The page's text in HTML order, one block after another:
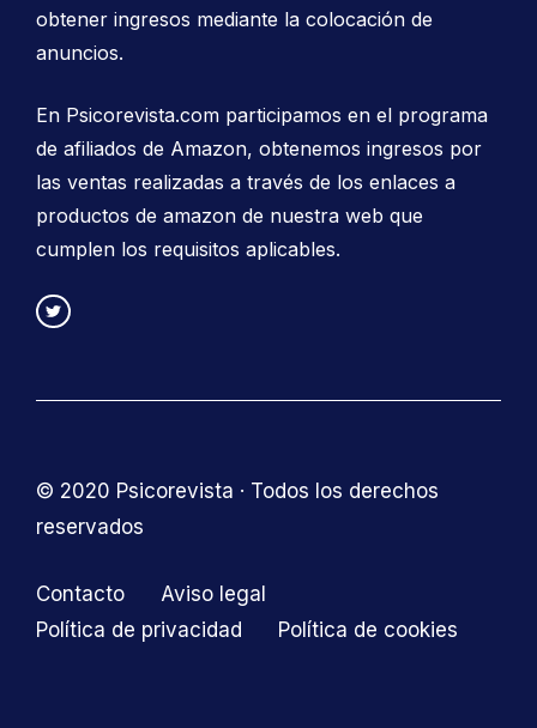
obtener ingresos mediante la colocación de
anuncios.
En Psicorevista.com participamos en el programa
de afiliados de Amazon, obtenemos ingresos por
las ventas realizadas a través de los enlaces a
productos de amazon de nuestra web que
cumplen los requisitos aplicables.
© 2020 Psicorevista · Todos los derechos
reservados
Contacto
Aviso legal
Política de privacidad
Política de cookies